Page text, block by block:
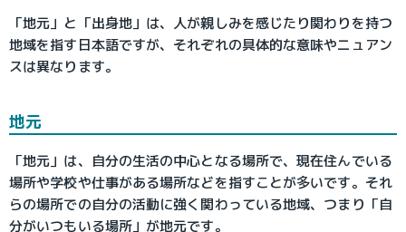
「地元」と「出身地」は、人が親しみを感じたり関わりを持つ
地域を指す日本語ですが、それぞれの具体的な意味やニュアン
スは異なります。
地元
「地元」は、自分の生活の中心となる場所で、現在住んでいる
場所や学校や仕事がある場所などを指すことが多いです。それ
らの場所での自分の活動に強く関わっている地域、つまり「自
分がいつもいる場所」が地元です。